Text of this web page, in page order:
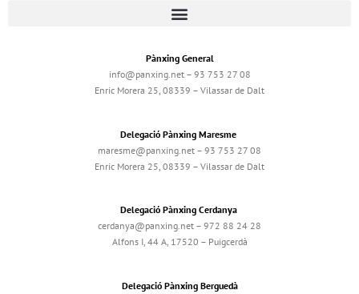
Pànxing General
info@panxing.net – 93 753 27 08
Enric Morera 25, 08339 – Vilassar de Dalt
Delegació Pànxing Maresme
maresme@panxing.net – 93 753 27 08
Enric Morera 25, 08339 – Vilassar de Dalt
Delegació Pànxing Cerdanya
cerdanya@panxing.net – 972 88 24 28
Alfons I, 44 A, 17520 – Puigcerdà
Delegació Pànxing Berguedà